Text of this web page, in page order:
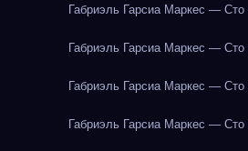
Габриэль Гарсиа Маркес — Сто
Габриэль Гарсиа Маркес — Сто
Габриэль Гарсиа Маркес — Сто
Габриэль Гарсиа Маркес — Сто